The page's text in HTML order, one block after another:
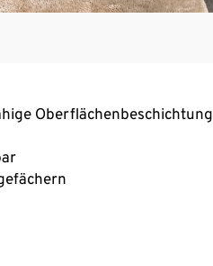
Oberflächenbeschichtung
Styropor